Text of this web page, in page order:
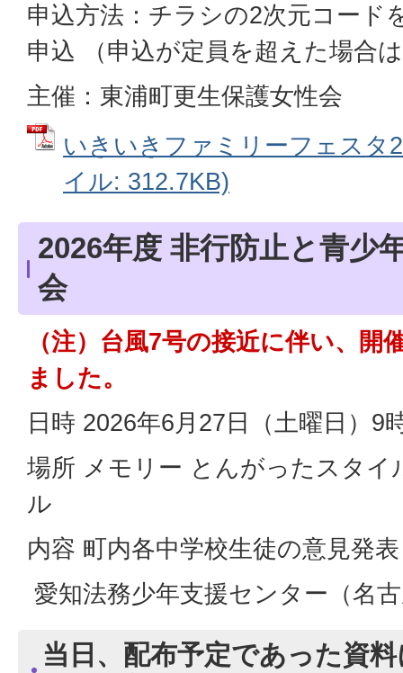
申込方法：チラシの2次元コード
申込 （申込が定員を超えた場合
主催：東浦町更生保護女性会
いきいきファミリーフェスタ
イル: 312.7KB)
2026年度 非行防止と青少
会
（注）台風7号の接近に伴い、開
ました。
日時 2026年6月27日（土曜日）9
場所 メモリー とんがったスタイ
ル
内容 町内各中学校生徒の意見発表
愛知法務少年支援センター（名
当日、配布予定であった資